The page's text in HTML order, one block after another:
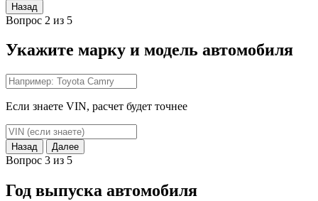
Назад
Вопрос 2 из 5
Укажите марку и модель автомобиля
Если знаете VIN, расчет будет точнее
Назад Далее
Вопрос 3 из 5
Год выпуска автомобиля